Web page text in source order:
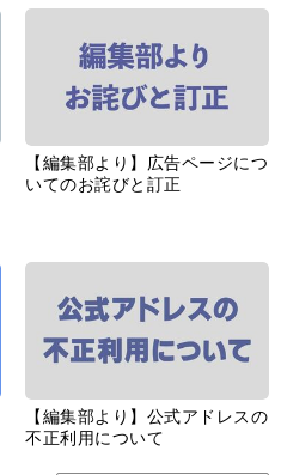
【編集部より】広告ページにつ
いてのお詫びと訂正
【編集部より】公式アドレスの
不正利用について